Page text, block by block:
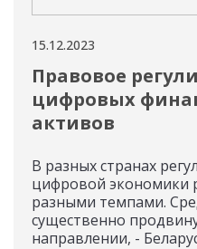
15.12.2023
Правовое
цифровых
активов
В разных странах
цифровой экономики
разными темпами.
существенно
направлении, -